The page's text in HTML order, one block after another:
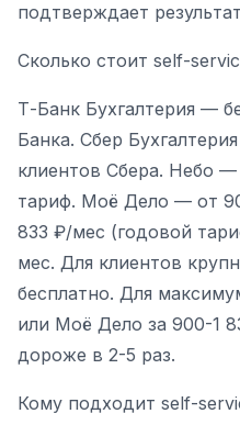
подтверждает
Сколько стоит self-
Т-Банк Бухгалтерия —
Банка. Сбер
клиентов Сбера. Небо
тариф. Моё Дело — от
833 ₽/мес (годовой
мес. Для клиентов
бесплатно. Для
или Моё Дело за 900-1
дороже в 2-5 раз.
Кому подходит self-